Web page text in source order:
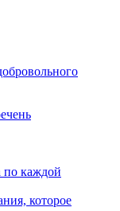
по каждой
которое